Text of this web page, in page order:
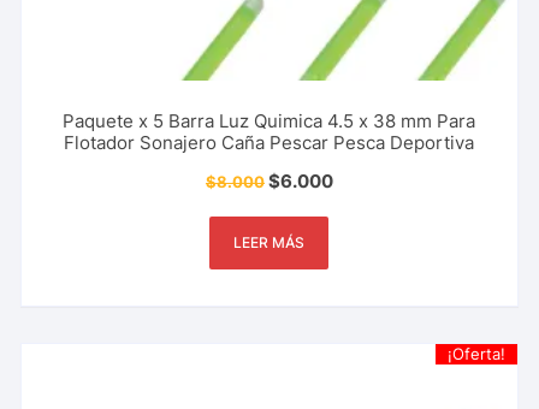
Paquete x 5 Barra Luz Quimica 4.5 x 38 mm Para
Flotador Sonajero Caña Pescar Pesca Deportiva
$8.000$6.000
LEER MÁS
¡Oferta!